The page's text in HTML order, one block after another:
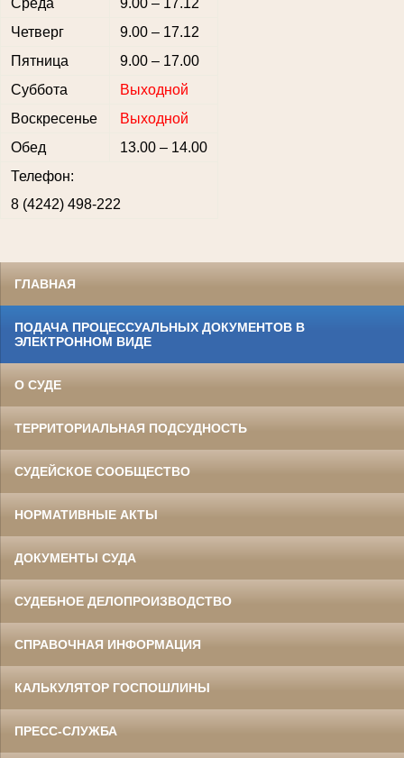
Четверг
9.00 – 17.12
Пятница
9.00 – 17.00
Суббота
Выходной
Воскресенье
Выходной
Обед
13.00 – 14.00
Телефон:
8 (4242) 498-222
ГЛАВНАЯ
ПОДАЧА ПРОЦЕССУАЛЬНЫХ ДОКУМЕНТОВ В
ЭЛЕКТРОННОМ ВИДЕ
О СУДЕ
ТЕРРИТОРИАЛЬНАЯ ПОДСУДНОСТЬ
СУДЕЙСКОЕ СООБЩЕСТВО
НОРМАТИВНЫЕ АКТЫ
ДОКУМЕНТЫ СУДА
СУДЕБНОЕ ДЕЛОПРОИЗВОДСТВО
СПРАВОЧНАЯ ИНФОРМАЦИЯ
КАЛЬКУЛЯТОР ГОСПОШЛИНЫ
ПРЕСС-СЛУЖБА